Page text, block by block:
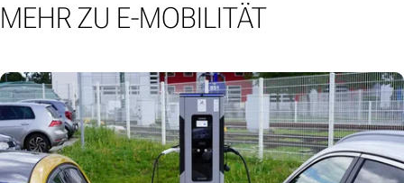
MEHR ZU E-MOBILITÄT